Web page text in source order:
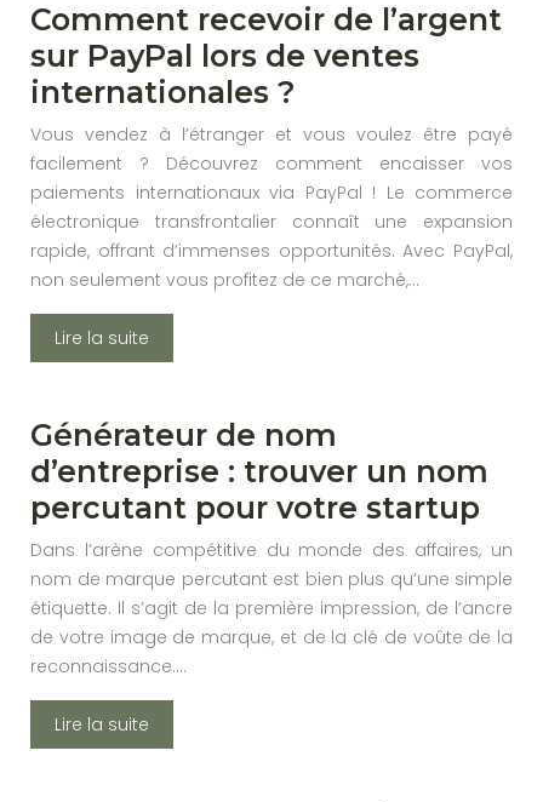
Comment recevoir de l’argent
sur PayPal lors de ventes
internationales ?
Vous vendez à l’étranger et vous voulez être payé
facilement ? Découvrez comment encaisser vos
paiements internationaux via PayPal ! Le commerce
électronique transfrontalier connaît une expansion
rapide, offrant d’immenses opportunités. Avec PayPal,
non seulement vous profitez de ce marché,…
Lire la suite
Générateur de nom
d’entreprise : trouver un nom
percutant pour votre startup
Dans l’arène compétitive du monde des affaires, un
nom de marque percutant est bien plus qu’une simple
étiquette. Il s’agit de la première impression, de l’ancre
de votre image de marque, et de la clé de voûte de la
reconnaissance….
Lire la suite